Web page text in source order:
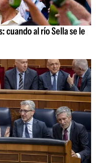
cuando al río Sella se le